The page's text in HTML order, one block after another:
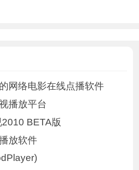
网络电影在线点播软件
播放平台
BETA版
放软件